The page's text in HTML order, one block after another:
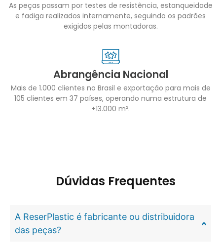
As peças passam por testes de resistência, estanqueidade
e fadiga realizados internamente, seguindo os padrões
exigidos pelas montadoras.
Abrangência Nacional
Mais de 1.000 clientes no Brasil e exportação para mais de
105 clientes em 37 países, operando numa estrutura de
+13.000 m².
Dúvidas Frequentes
A ReserPlastic é fabricante ou distribuidora
das peças?